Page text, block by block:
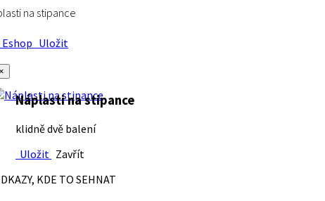
na stipance
Uložit
Náplasti na stipance
klidně dvě balení
Uložit Zavřít
KDE TO SEHNAT